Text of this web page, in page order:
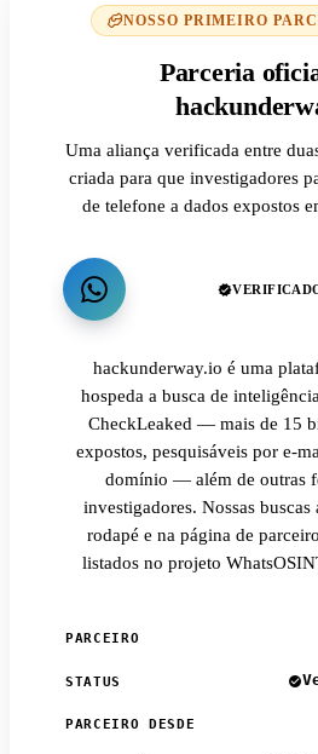
NOSSO PRIMEIRO
Parceria
Uma aliança verificada entre
criada para que investigadores
de telefone a dados expostos
hackunderway.io é uma
hospeda a busca de
CheckLeaked — mais de 15
expostos, pesquisáveis por e-
domínio — além de outras
investigadores. Nossas buscas
rodapé e na página de
listados no projeto
PARCEIRO
STATUS
PARCEIRO DESDE